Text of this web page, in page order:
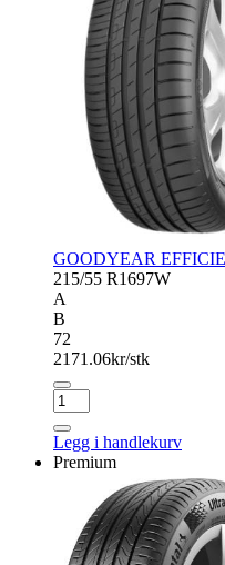
GOODYEAR
215/55 R1697W
A
B
72
2171.06kr/stk
GOODYEAR
EFFICIENTGRIP
PERFORMANCE
antall
Legg i handlekurv
Premium